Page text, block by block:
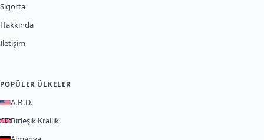
Sigorta
Hakkında
İletişim
POPÜLER ÜLKELER
A.B.D.
Birleşik Krallık